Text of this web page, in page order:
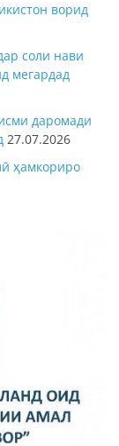
ворид
соли нави
мегардад
даромади
27.07.2026
ҳамкориро